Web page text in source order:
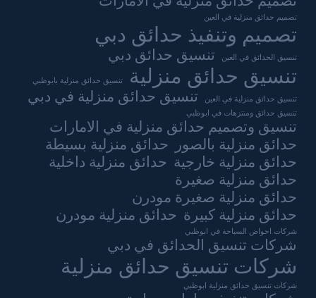
تصميم حدائق منزلية في العين
تصميم وتنفيذ حدائق دبي
تنسيق الحدائق في العين تنسيق حدائق دبي
تنسيق حدائق منزلية تنسيق حدائق منزلية بابوظبي
تنسيق حدائق منزلية في العين تنسيق حدائق منزلية في دبي
تنسيق حدائق ومنتزهات في ابوظبي
تنسيق وتصميم حدائق منزلية في الامارات
حدائق منزلية بالصور
حدائق منزلية بسيطة
حدائق منزلية خارجية حدائق منزلية داخلية
حدائق منزلية صغيرة
حدائق منزلية صغيرة مودرن
حدائق منزلية كبيرة حدائق منزلية مودرن
شركات احواض السباحة في ابوظبي
شركات تنسيق الحدائق في دبي
شركات تنسيق حدائق منزلية
شركات تنسيق حدائق منزلية ابوظبي